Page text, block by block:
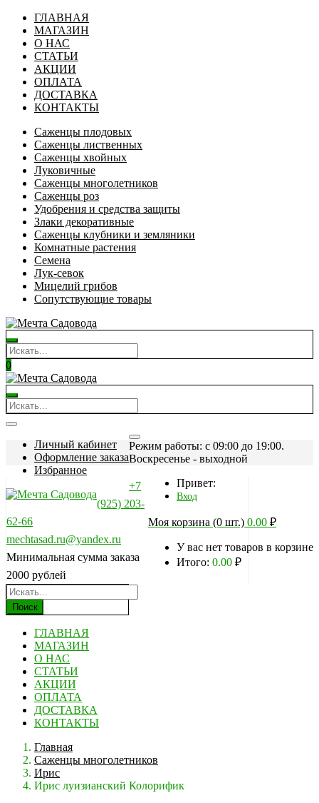
ГЛАВНАЯ
МАГАЗИН
О НАС
СТАТЬИ
АКЦИИ
ОПЛАТА
ДОСТАВКА
КОНТАКТЫ
Саженцы плодовых
Саженцы лиственных
Саженцы хвойных
Луковичные
Саженцы многолетников
Саженцы роз
Удобрения и средства защиты
Злаки декоративные
Саженцы клубники и земляники
Комнатные растения
Семена
Лук-севок
Мицелий грибов
Сопутствующие товары
0
Личный кабинет
Оформление заказа
Избранное
Режим работы: c 09:00 до 19:00.
Воскресенье - выходной
Привет:
Вход
Моя корзина (0 шт.) 0.00 ₽
У вас нет товаров в корзине
Итого: 0.00 ₽
+7
(925) 203-
62-66
mechtasad.ru@yandex.ru
Минимальная сумма заказа
2000 рублей
Поиск
ГЛАВНАЯ
МАГАЗИН
О НАС
СТАТЬИ
АКЦИИ
ОПЛАТА
ДОСТАВКА
КОНТАКТЫ
Главная
Саженцы многолетников
Ирис
Ирис луизианский Колорифик